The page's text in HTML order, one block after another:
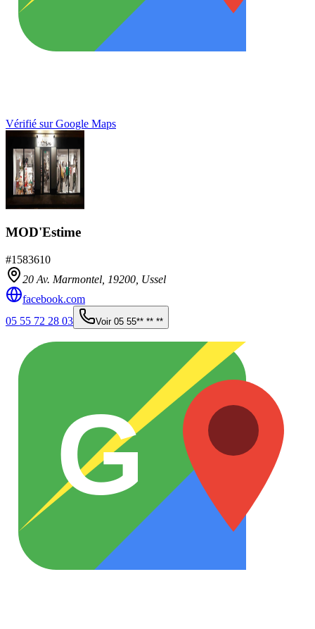
Vérifié sur Google Maps
MOD'Estime
#1583610
20 Av. Marmontel, 19200 Ussel
facebook.com
05 55 72 28 03
Voir 05 55** ** **
G